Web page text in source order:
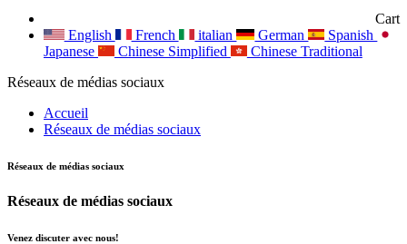
Cart
English
French italian German
Spanish
Japanese
Chinese Simplified
Chinese Traditional
Réseaux de médias sociaux
Accueil
Réseaux de médias sociaux
Réseaux de médias sociaux
Réseaux de médias sociaux
Venez discuter avec nous!